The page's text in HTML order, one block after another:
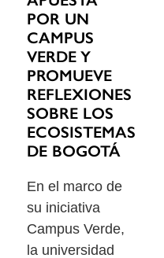
POR UN
CAMPUS
VERDE Y
PROMUEVE
REFLEXIONES
SOBRE LOS
ECOSISTEMAS
DE BOGOTÁ
En el marco de
su iniciativa
Campus Verde,
la universidad